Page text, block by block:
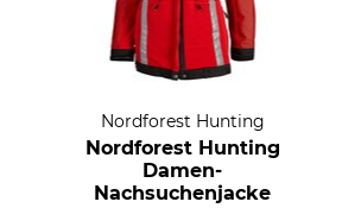
Nordforest Hunting
Nordforest Hunting
Damen-
Nachsuchenjacke